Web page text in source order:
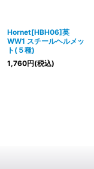
Hornet[HBH06]英
WW1 スチールヘルメッ
ト(５種)
1,760円(税込)